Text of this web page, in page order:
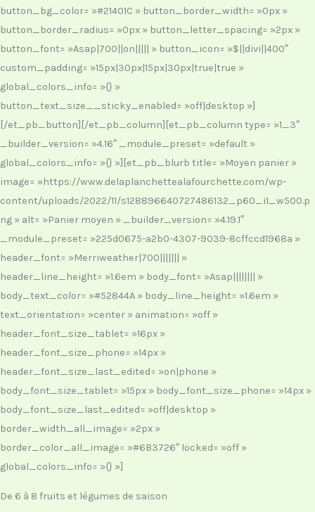
button_bg_color= »#21401C » button_border_width= »0px »
button_border_radius= »0px » button_letter_spacing= »2px »
button_font= »Asap|700||on||||| » button_icon= »$||divi||400″
custom_padding= »15px|30px|15px|30px|true|true »
global_colors_info= »{} »
button_text_size__sticky_enabled= »off|desktop »]
[/et_pb_button][/et_pb_column][et_pb_column type= »1_3″
_builder_version= »4.16″ _module_preset= »default »
global_colors_info= »{} »][et_pb_blurb title= »Moyen panier »
image= »https://www.delaplanchettealafourchette.com/wp-
content/uploads/2022/11/s128896640727486132_p60_i1_w500.p
ng » alt= »Panier moyen » _builder_version= »4.19.1″
_module_preset= »225d0675-a2b0-4307-9039-8cffccd1968a »
header_font= »Merriweather|700||||||| »
header_line_height= »1.6em » body_font= »Asap|||||||| »
body_text_color= »#52844A » body_line_height= »1.6em »
text_orientation= »center » animation= »off »
header_font_size_tablet= »16px »
header_font_size_phone= »14px »
header_font_size_last_edited= »on|phone »
body_font_size_tablet= »15px » body_font_size_phone= »14px »
body_font_size_last_edited= »off|desktop »
border_width_all_image= »2px »
border_color_all_image= »#6B3726″ locked= »off »
global_colors_info= »{} »]
De 6 à 8 fruits et légumes de saison